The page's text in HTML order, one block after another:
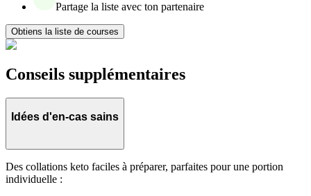
Partage la liste avec ton partenaire
Obtiens la liste de courses
Conseils supplémentaires
Idées d'en-cas sains
Des collations keto faciles à préparer, parfaites pour une portion
individuelle :